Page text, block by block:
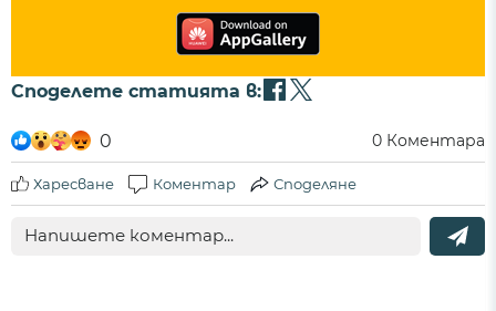
Споделете статията в:
0 0 Коментара
Харесване Коментар Споделяне